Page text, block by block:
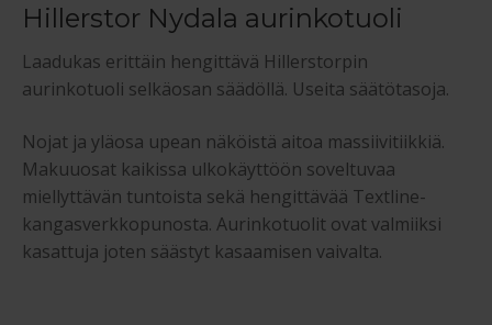
Hillerstor Nydala aurinkotuoli
Laadukas erittäin hengittävä Hillerstorpin
aurinkotuoli selkäosan säädöllä. Useita säätötasoja.
Nojat ja yläosa upean näköistä aitoa massiivitiikkiä.
Makuuosat kaikissa ulkokäyttöön soveltuvaa
miellyttävän tuntoista sekä hengittävää Textline-
kangasverkkopunosta. Aurinkotuolit ovat valmiiksi
kasattuja joten säästyt kasaamisen vaivalta.